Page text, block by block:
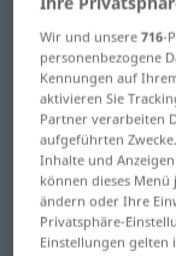
Deutsch-
Deutsch-
für
Wir und unsere716-
personenbezogene
Kennungen auf
aktivieren Sie
Partner verarbeiten
aufgeführten
Inhalte und
können dieses
ändern oder Ihre
Privatsphäre-
Einstellungen gelten